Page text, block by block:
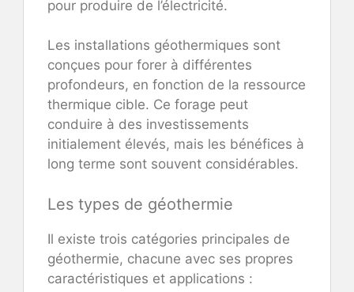
pour produire de l’électricité.
Les installations géothermiques sont
conçues pour forer à différentes
profondeurs, en fonction de la ressource
thermique cible. Ce forage peut
conduire à des investissements
initialement élevés, mais les bénéfices à
long terme sont souvent considérables.
Les types de géothermie
Il existe trois catégories principales de
géothermie, chacune avec ses propres
caractéristiques et applications :